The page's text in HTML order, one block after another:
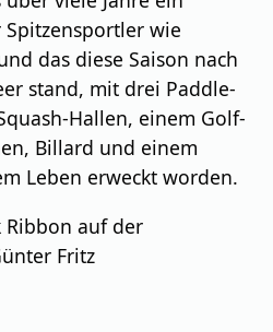
wie
das diese Saison nach
stand, mit drei Paddle-
Hallen, einem Golf-
Billard und einem
Leben erweckt worden.
Ribbon auf der
Fritz